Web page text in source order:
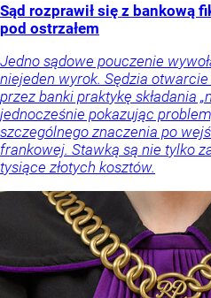
Sąd rozprawił się z bankową
pod ostrzałem
Jedno sądowe pouczenie
niejeden wyrok. Sędzia
przez banki praktykę składania
jednocześnie pokazując
szczególnego znaczenia po
frankowej. Stawką są nie tylko
tysiące złotych kosztów.